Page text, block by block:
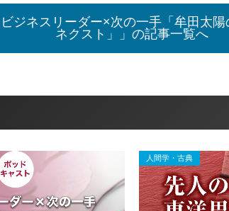
ビジネスリーダー×次の一手「牟田太
ネクスト」」の記事一覧へ
人間学・古典